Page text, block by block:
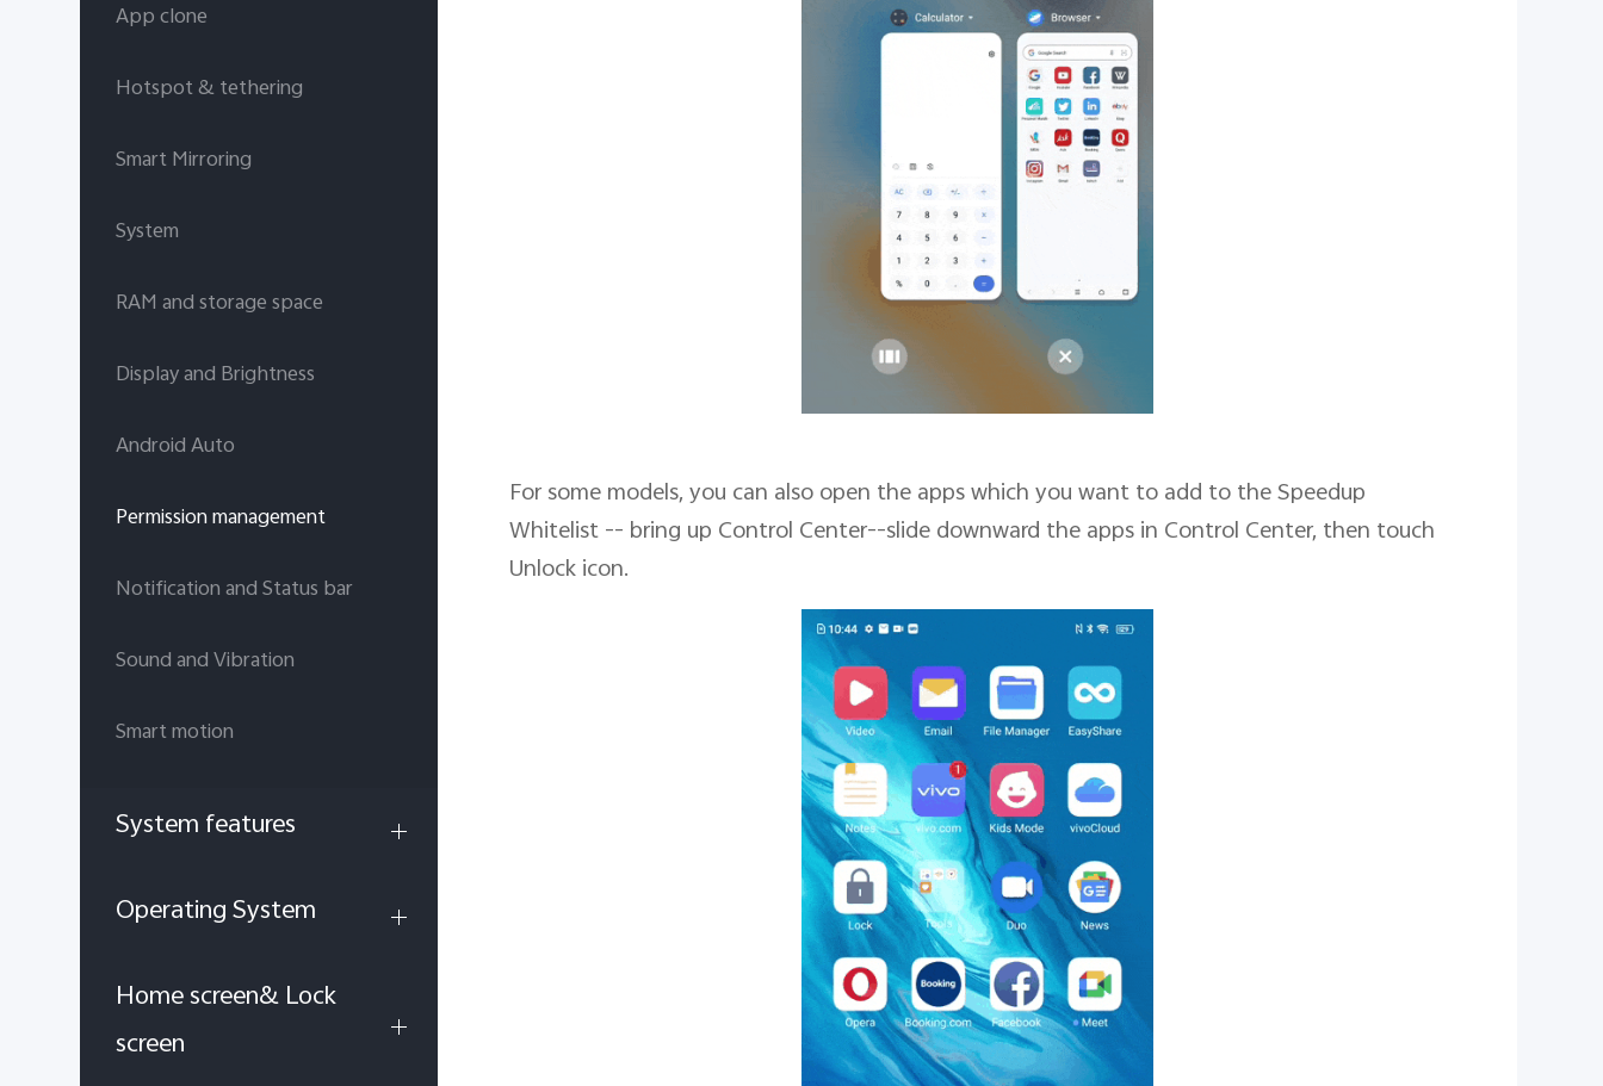
App clone
Hotspot & tethering
Smart Mirroring
System
RAM and storage space
Display and Brightness
Android Auto
Permission management
Notification and Status bar
Sound and Vibration
Smart motion
System features
Operating System
Home screen& Lock
screen
For some models, you can also open the apps which you want to add to the Speedup
Whitelist -- bring up Control Center--slide downward the apps in Control Center, then touch
Unlock icon.